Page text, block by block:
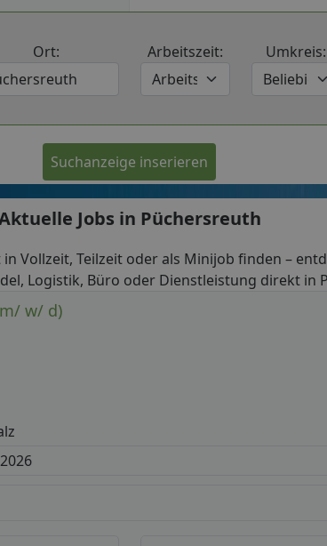
Ort: Arbeitszeit: Umkreis:
Suchanzeige inserieren
Jobs in Püchersreuth
Vollzeit, Teilzeit oder als Minijob finden –
Logistik, Büro oder Dienstleistung direkt in
w/ d)